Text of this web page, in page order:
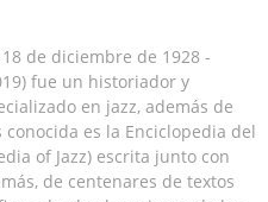
de diciembre de 1928 -
fue un historiador y
en jazz, además de
es la Enciclopedia del
of Jazz) escrita junto con
de centenares de textos